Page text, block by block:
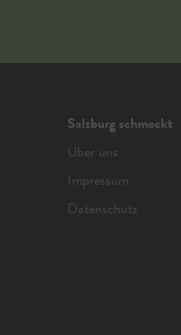
Salzburg schmeckt
Über uns
Impressum
Datenschutz